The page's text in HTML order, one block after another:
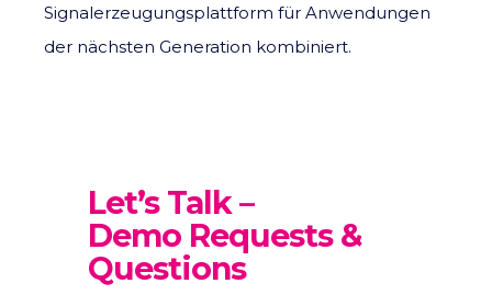
Signalerzeugungsplattform für Anwendungen
der nächsten Generation kombiniert.
Let’s Talk –
Demo Requests &
Questions